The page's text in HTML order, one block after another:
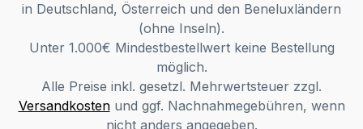
in Deutschland, Österreich und den Beneluxländern
(ohne Inseln).
Unter 1.000€ Mindestbestellwert keine Bestellung
möglich.
Alle Preise inkl. gesetzl. Mehrwertsteuer zzgl.
Versandkostenund ggf. Nachnahmegebühren, wenn
nicht anders angegeben.